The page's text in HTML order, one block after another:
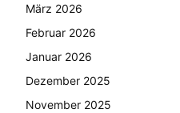
März 2026
Februar 2026
Januar 2026
Dezember 2025
November 2025